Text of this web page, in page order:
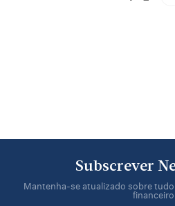
Subscrever
Mantenha-se atualizado sobre
financeiro.